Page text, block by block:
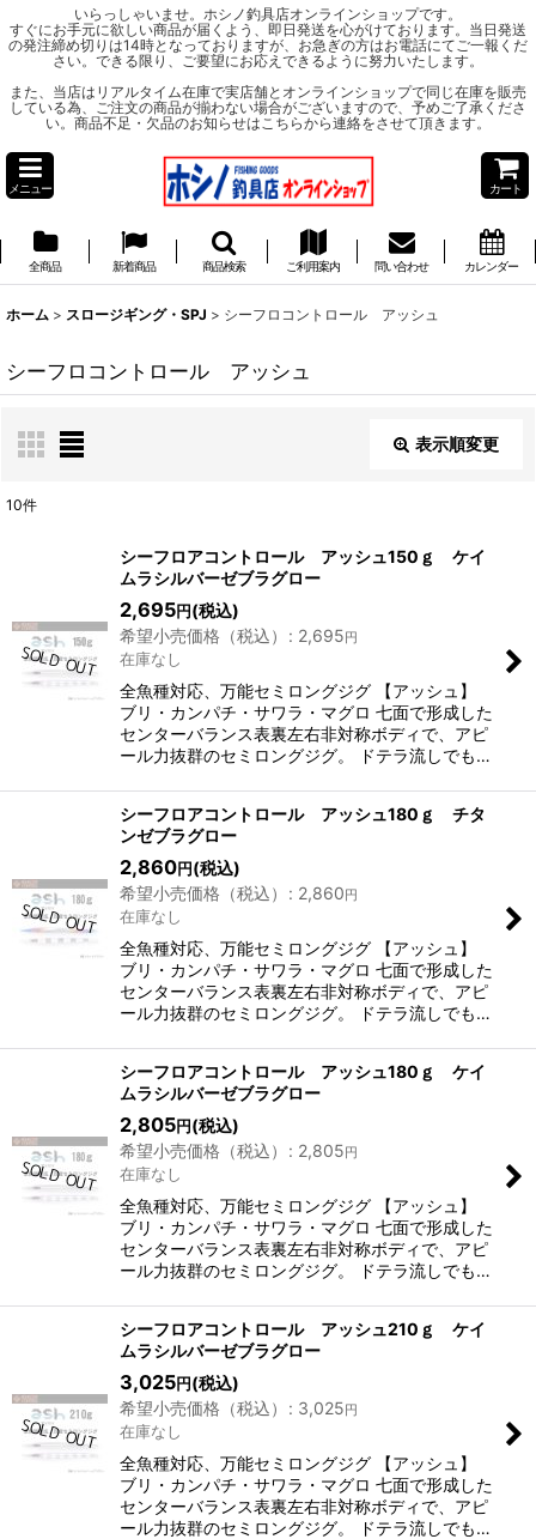
いらっしゃいませ。ホシノ釣具店オンラインショップです。
すぐにお手元に欲しい商品が届くよう、即日発送を心がけております。当日発送
の発注締め切りは14時となっておりますが、お急ぎの方はお電話にてご一報くだ
さい。できる限り、ご要望にお応えできるように努力いたします。
また、当店はリアルタイム在庫で実店舗とオンラインショップで同じ在庫を販売
している為、ご注文の商品が揃わない場合がございますので、予めご了承くださ
い。商品不足・欠品のお知らせはこちらから連絡をさせて頂きます。
メニュー カート
全商品 新着商品 商品検索 ご利用案内 問い合わせ カレンダー
ホーム > スロージギング・SPJ > シーフロコントロール アッシュ
シーフロコントロール アッシュ
表示順変更
並び順:
絞り込む
10件
シーフロアコントロール アッシュ150ｇ ケイ
ムラシルバーゼブラグロー
2,695円(税込)
希望小売価格（税込）
: 2,695円
在庫なし
全魚種対応、万能セミロングジグ 【アッシュ】
ブリ・カンパチ・サワラ・マグロ 七面で形成した
センターバランス表裏左右非対称ボディで、アピ
ール力抜群のセミロングジグ。 ドテラ流しでも…
シーフロアコントロール アッシュ180ｇ チタ
ンゼブラグロー
2,860円(税込)
希望小売価格（税込）
: 2,860円
在庫なし
全魚種対応、万能セミロングジグ 【アッシュ】
ブリ・カンパチ・サワラ・マグロ 七面で形成した
センターバランス表裏左右非対称ボディで、アピ
ール力抜群のセミロングジグ。 ドテラ流しでも…
シーフロアコントロール アッシュ180ｇ ケイ
ムラシルバーゼブラグロー
2,805円(税込)
希望小売価格（税込）
: 2,805円
在庫なし
全魚種対応、万能セミロングジグ 【アッシュ】
ブリ・カンパチ・サワラ・マグロ 七面で形成した
センターバランス表裏左右非対称ボディで、アピ
ール力抜群のセミロングジグ。 ドテラ流しでも…
シーフロアコントロール アッシュ210ｇ ケイ
ムラシルバーゼブラグロー
3,025円(税込)
希望小売価格（税込）
: 3,025円
在庫なし
全魚種対応、万能セミロングジグ 【アッシュ】
ブリ・カンパチ・サワラ・マグロ 七面で形成した
センターバランス表裏左右非対称ボディで、アピ
ール力抜群のセミロングジグ。 ドテラ流しでも…